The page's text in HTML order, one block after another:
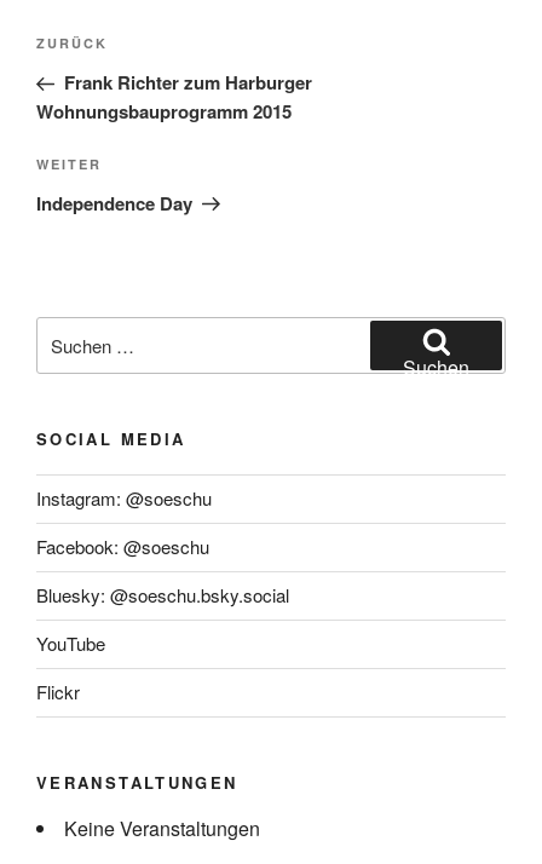
Beitragsnavigation
Vorheriger
Beitrag
ZURÜCK
Frank Richter zum Harburger
Wohnungsbauprogramm 2015
Nächster
Beitrag
WEITER
Independence Day
nach:
Suchen
SOCIAL MEDIA
Instagram: @soeschu
Facebook: @soeschu
Bluesky: @soeschu.bsky.social
YouTube
Flickr
VERANSTALTUNGEN
Keine Veranstaltungen